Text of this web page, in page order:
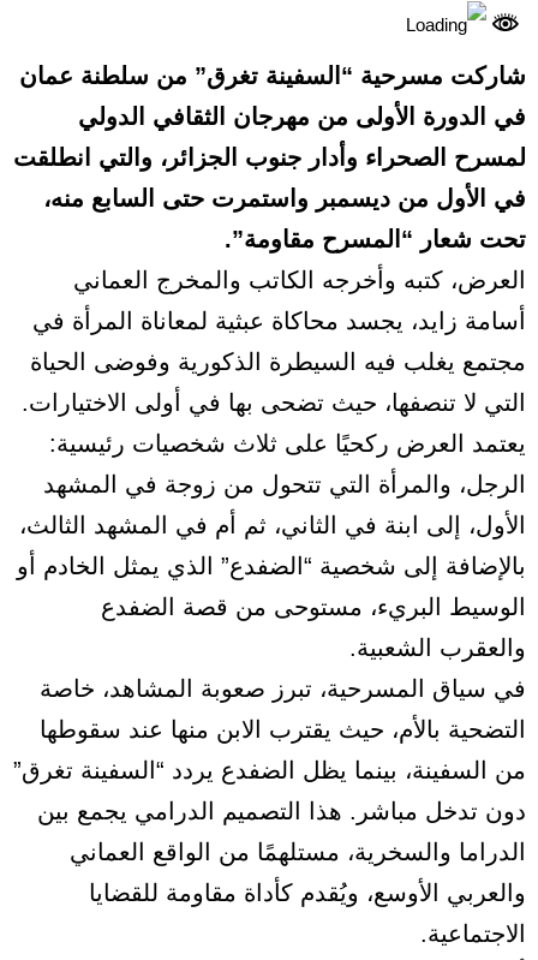
شاركت مسرحية “السفينة تغرق” من سلطنة عمان
في الدورة الأولى من مهرجان الثقافي الدولي
لمسرح الصحراء وأدار جنوب الجزائر، والتي انطلقت
في الأول من ديسمبر واستمرت حتى السابع منه،
تحت شعار “المسرح مقاومة”.
العرض، كتبه وأخرجه الكاتب والمخرج العماني
أسامة زايد، يجسد محاكاة عبثية لمعاناة المرأة في
مجتمع يغلب فيه السيطرة الذكورية وفوضى الحياة
التي لا تنصفها، حيث تضحى بها في أولى الاختيارات.
يعتمد العرض ركحيًا على ثلاث شخصيات رئيسية:
الرجل، والمرأة التي تتحول من زوجة في المشهد
الأول، إلى ابنة في الثاني، ثم أم في المشهد الثالث،
بالإضافة إلى شخصية “الضفدع” الذي يمثل الخادم أو
الوسيط البريء، مستوحى من قصة الضفدع
والعقرب الشعبية.
في سياق المسرحية، تبرز صعوبة المشاهد، خاصة
التضحية بالأم، حيث يقترب الابن منها عند سقوطها
من السفينة، بينما يظل الضفدع يردد “السفينة تغرق”
دون تدخل مباشر. هذا التصميم الدرامي يجمع بين
الدراما والسخرية، مستلهمًا من الواقع العماني
والعربي الأوسع، ويُقدم كأداة مقاومة للقضايا
الاجتماعية.